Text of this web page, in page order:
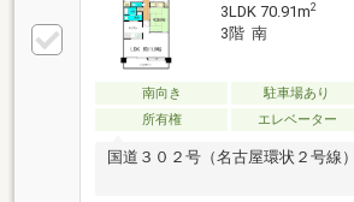
3LDK 70.91m2
3階 南
南向き 駐車場あり
所有権
エレベーター
国道３０２号（名古屋環状２号線